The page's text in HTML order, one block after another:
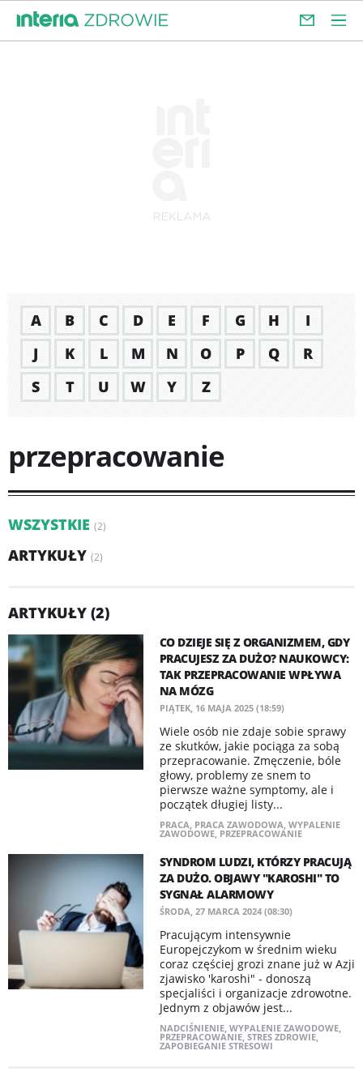
A B C D E F G H
I
J
K L M N O P Q
R
S
T U W Y Z
przepracowanie
WSZYSTKIE (2)
ARTYKUŁY (2)
ARTYKUŁY (2)
CO DZIEJE SIĘ Z ORGANIZMEM, GDY
PRACUJESZ ZA DUŻO? NAUKOWCY:
TAK PRZEPRACOWANIE WPŁYWA
NA MÓZG
PIĄTEK, 16 MAJA 2025 (18:59)
Wiele osób nie zdaje sobie sprawy
ze skutków, jakie pociąga za sobą
przepracowanie. Zmęczenie, bóle
głowy, problemy ze snem to
pierwsze ważne symptomy, ale i
początek długiej listy...
PRACA, PRACA ZAWODOWA, WYPALENIE
ZAWODOWE, PRZEPRACOWANIE
SYNDROM LUDZI, KTÓRZY PRACUJĄ
ZA DUŻO. OBJAWY "KAROSHI" TO
SYGNAŁ ALARMOWY
ŚRODA, 27 MARCA 2024 (08:30)
Pracującym intensywnie
Europejczykom w średnim wieku
coraz częściej grozi znane już w Azji
zjawisko 'karoshi" - donoszą
specjaliści i organizacje zdrowotne.
Jednym z objawów jest...
NADCIŚNIENIE, WYPALENIE ZAWODOWE,
PRZEPRACOWANIE, STRES ZDROWIE,
ZAPOBIEGANIE STRESOWI